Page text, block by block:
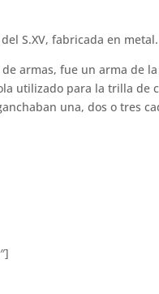
S.XV, fabricada en metal.
armas, fue un arma de
utilizado para la trilla de
una, dos o tres